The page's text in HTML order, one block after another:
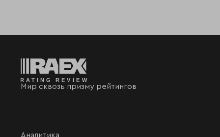
Мир сквозь призму рейтингов
Аналитика